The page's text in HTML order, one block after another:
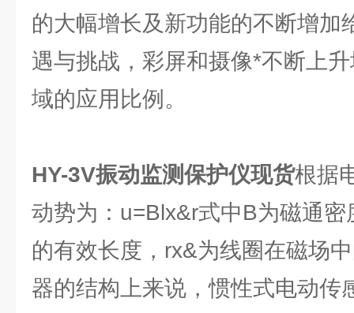
的大幅增长及新功能的不断增加
遇与挑战，彩屏和摄像*不断上
域的应用比例。
HY-3V振动监测保护仪现货根据
动势为：u=Blx&r式中B为磁通
的有效长度，rx&为线圈在磁场
器的结构上来说，惯性式电动传